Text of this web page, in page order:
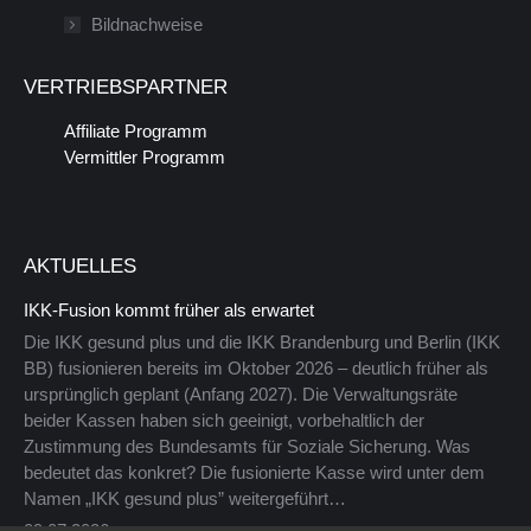
Fensterneuen
geöffnet
Bildnachweise
VERTRIEBSPARTNER
Affiliate Programm
Vermittler Programm
AKTUELLES
IKK-Fusion kommt früher als erwartet
Die IKK gesund plus und die IKK Brandenburg und Berlin (IKK
BB) fusionieren bereits im Oktober 2026 – deutlich früher als
ursprünglich geplant (Anfang 2027). Die Verwaltungsräte
beider Kassen haben sich geeinigt, vorbehaltlich der
Zustimmung des Bundesamts für Soziale Sicherung. Was
bedeutet das konkret? Die fusionierte Kasse wird unter dem
Namen „IKK gesund plus” weitergeführt…